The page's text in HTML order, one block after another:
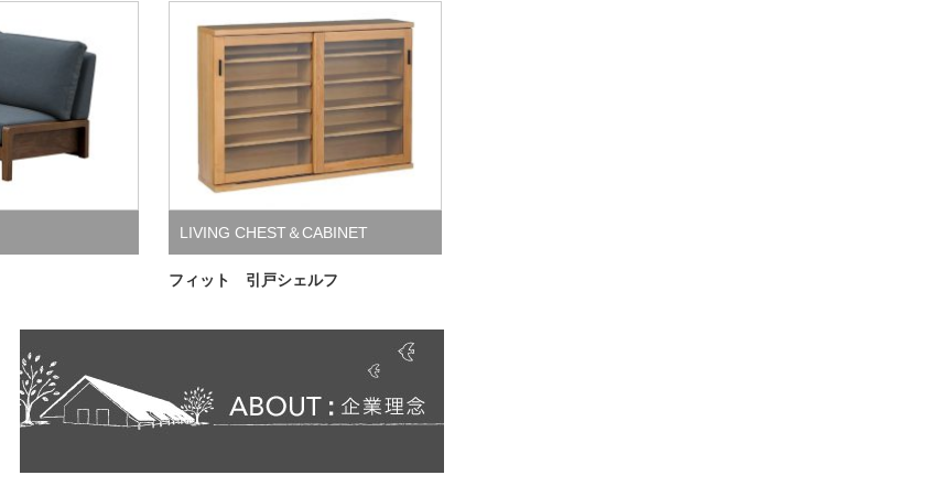
LIVING CHEST＆CABINET
フィット 引戸シェルフ